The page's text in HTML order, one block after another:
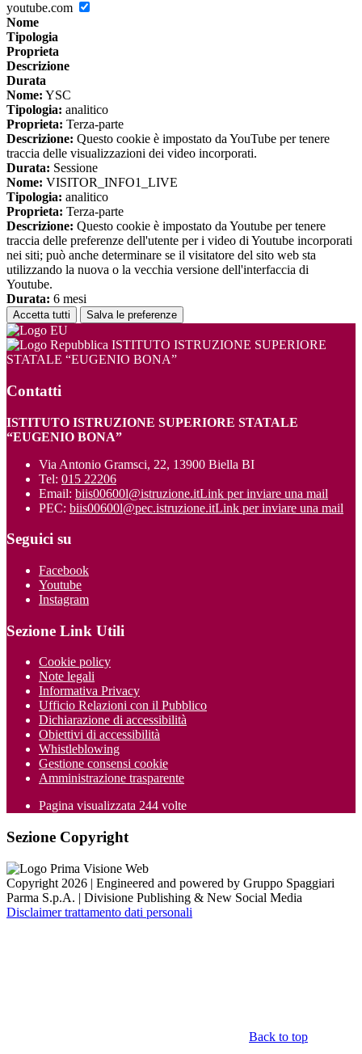
youtube.com
Nome
Tipologia
Proprieta
Descrizione
Durata
Nome: YSC
Tipologia: analitico
Proprieta: Terza-parte
Descrizione: Questo cookie è impostato da YouTube per tenere
traccia delle visualizzazioni dei video incorporati.
Durata: Sessione
Nome: VISITOR_INFO1_LIVE
Tipologia: analitico
Proprieta: Terza-parte
Descrizione: Questo cookie è impostato da Youtube per tenere
traccia delle preferenze dell'utente per i video di Youtube incorporati
nei siti; può anche determinare se il visitatore del sito web sta
utilizzando la nuova o la vecchia versione dell'interfaccia di
Youtube.
Durata: 6 mesi
Accetta tutti Salva le preferenze
ISTITUTO ISTRUZIONE SUPERIORE
STATALE “EUGENIO BONA”
Contatti
ISTITUTO ISTRUZIONE SUPERIORE STATALE
“EUGENIO BONA”
Via Antonio Gramsci, 22, 13900 Biella BI
Tel: 015 22206
Email: biis00600l@istruzione.itLink per inviare una mail
PEC: biis00600l@pec.istruzione.itLink per inviare una mail
Seguici su
Facebook
Youtube
Instagram
Sezione Link Utili
Cookie policy
Note legali
Informativa Privacy
Ufficio Relazioni con il Pubblico
Dichiarazione di accessibilità
Obiettivi di accessibilità
Whistleblowing
Gestione consensi cookie
Amministrazione trasparente
Pagina visualizzata 244 volte
Sezione Copyright
Copyright 2026 | Engineered and powered by Gruppo Spaggiari
Parma S.p.A. | Divisione Publishing & New Social Media
Disclaimer trattamento dati personali
Back to top